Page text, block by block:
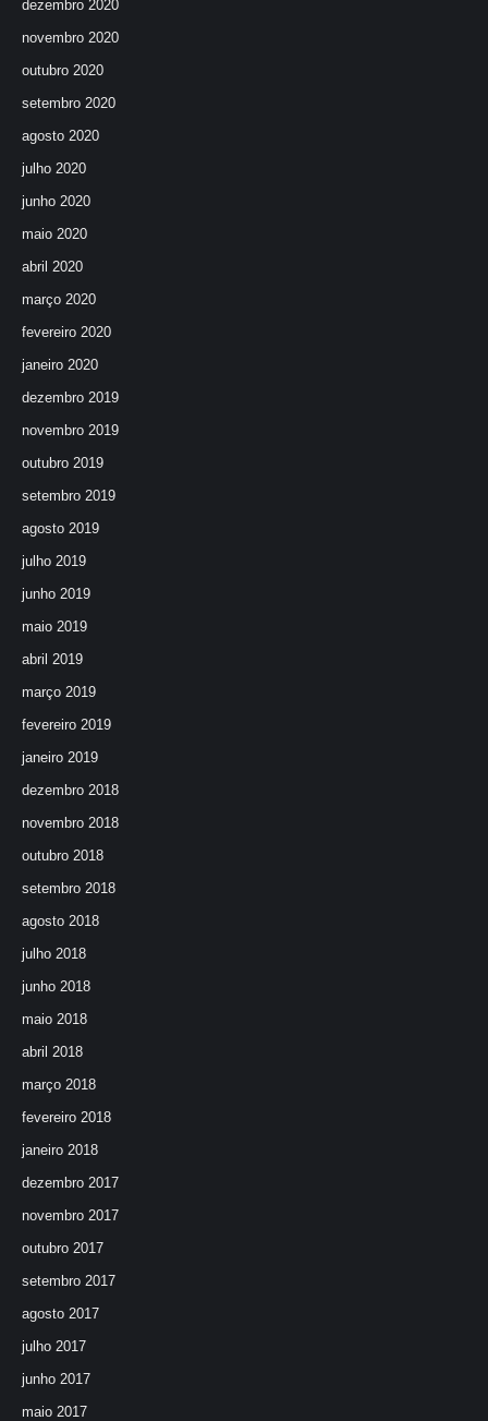
dezembro 2020
novembro 2020
outubro 2020
setembro 2020
agosto 2020
julho 2020
junho 2020
maio 2020
abril 2020
março 2020
fevereiro 2020
janeiro 2020
dezembro 2019
novembro 2019
outubro 2019
setembro 2019
agosto 2019
julho 2019
junho 2019
maio 2019
abril 2019
março 2019
fevereiro 2019
janeiro 2019
dezembro 2018
novembro 2018
outubro 2018
setembro 2018
agosto 2018
julho 2018
junho 2018
maio 2018
abril 2018
março 2018
fevereiro 2018
janeiro 2018
dezembro 2017
novembro 2017
outubro 2017
setembro 2017
agosto 2017
julho 2017
junho 2017
maio 2017